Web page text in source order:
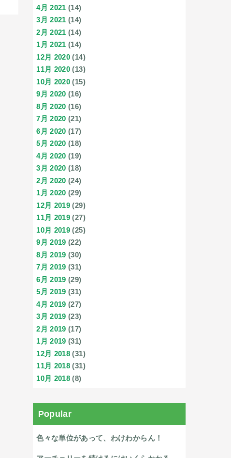
4月 2021 (14)
3月 2021 (14)
2月 2021 (14)
1月 2021 (14)
12月 2020 (14)
11月 2020 (13)
10月 2020 (15)
9月 2020 (16)
8月 2020 (16)
7月 2020 (21)
6月 2020 (17)
5月 2020 (18)
4月 2020 (19)
3月 2020 (18)
2月 2020 (24)
1月 2020 (29)
12月 2019 (29)
11月 2019 (27)
10月 2019 (25)
9月 2019 (22)
8月 2019 (30)
7月 2019 (31)
6月 2019 (29)
5月 2019 (31)
4月 2019 (27)
3月 2019 (23)
2月 2019 (17)
1月 2019 (31)
12月 2018 (31)
11月 2018 (31)
10月 2018 (8)
Popular
色々な単位があって、わけわからん！